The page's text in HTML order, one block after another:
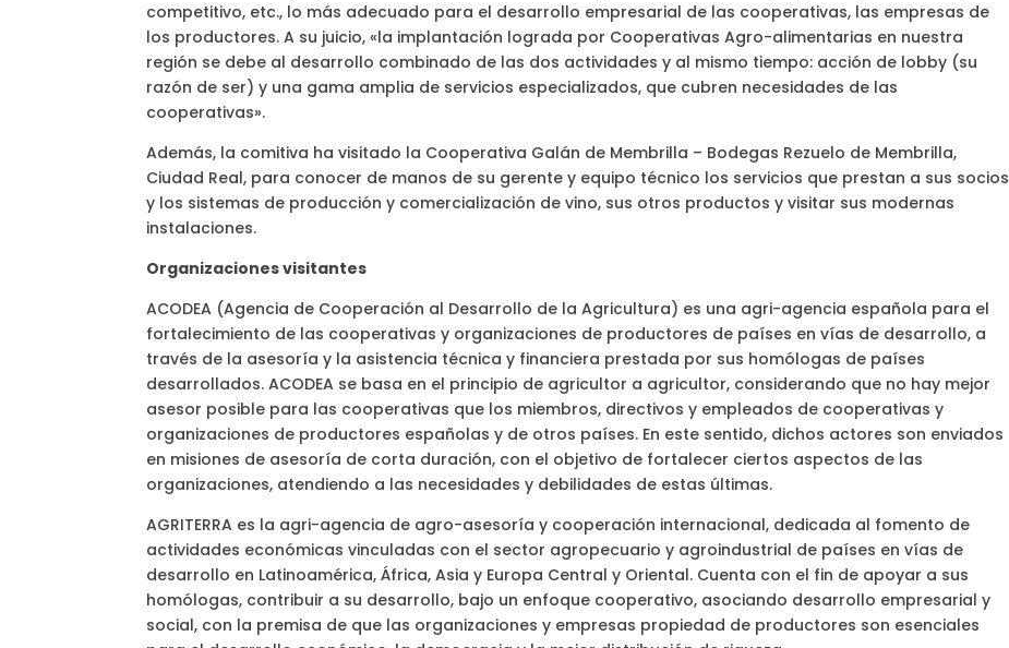
competitivo, etc., lo más adecuado para el desarrollo empresarial de las cooperativas, las empresas de
los productores. A su juicio, «la implantación lograda por Cooperativas Agro-alimentarias en nuestra
región se debe al desarrollo combinado de las dos actividades y al mismo tiempo: acción de lobby (su
razón de ser) y una gama amplia de servicios especializados, que cubren necesidades de las
cooperativas».
Además, la comitiva ha visitado la Cooperativa Galán de Membrilla – Bodegas Rezuelo de Membrilla,
Ciudad Real, para conocer de manos de su gerente y equipo técnico los servicios que prestan a sus socios
y los sistemas de producción y comercialización de vino, sus otros productos y visitar sus modernas
instalaciones.
Organizaciones visitantes
ACODEA (Agencia de Cooperación al Desarrollo de la Agricultura) es una agri-agencia española para el
fortalecimiento de las cooperativas y organizaciones de productores de países en vías de desarrollo, a
través de la asesoría y la asistencia técnica y financiera prestada por sus homólogas de países
desarrollados. ACODEA se basa en el principio de agricultor a agricultor, considerando que no hay mejor
asesor posible para las cooperativas que los miembros, directivos y empleados de cooperativas y
organizaciones de productores españolas y de otros países. En este sentido, dichos actores son enviados
en misiones de asesoría de corta duración, con el objetivo de fortalecer ciertos aspectos de las
organizaciones, atendiendo a las necesidades y debilidades de estas últimas.
AGRITERRA es la agri-agencia de agro-asesoría y cooperación internacional, dedicada al fomento de
actividades económicas vinculadas con el sector agropecuario y agroindustrial de países en vías de
desarrollo en Latinoamérica, África, Asia y Europa Central y Oriental. Cuenta con el fin de apoyar a sus
homólogas, contribuir a su desarrollo, bajo un enfoque cooperativo, asociando desarrollo empresarial y
social, con la premisa de que las organizaciones y empresas propiedad de productores son esenciales